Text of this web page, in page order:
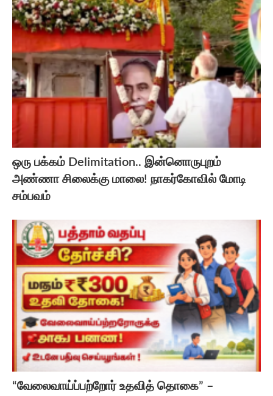
ஒரு பக்கம் Delimitation.. இன்னொருபுறம்
அண்ணா சிலைக்கு மாலை! நாகர்கோவில் மோடி
சம்பவம்
“வேலைவாய்ப்பற்றோர் உதவித் தொகை” –